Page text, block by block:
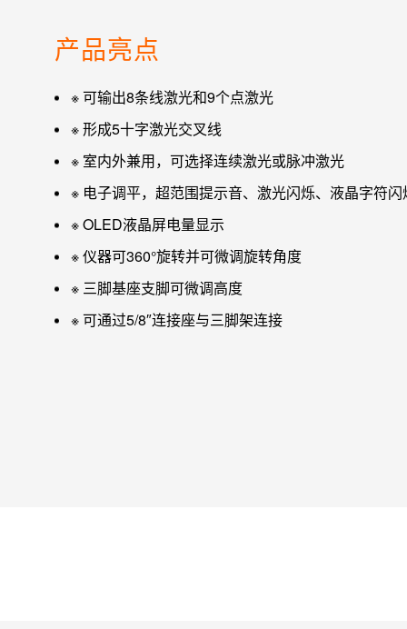
产品亮点
※ 可输出8条线激光和9个点激光
※ 形成5十字激光交叉线
※ 室内外兼用，可选择连续激光或脉冲激光
※ 电子调平，超范围提示音、激光闪烁、液晶字符闪
※ OLED液晶屏电量显示
※ 仪器可360°旋转并可微调旋转角度
※ 三脚基座支脚可微调高度
※ 可通过5/8″连接座与三脚架连接